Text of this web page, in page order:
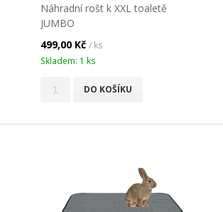
Náhradní rošt k XXL toaletě
JUMBO
499,00 Kč/ ks
Skladem: 1 ks
DO KOŠÍKU